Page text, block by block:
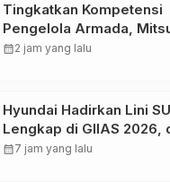
Tingkatkan Kompetensi
Pengelola Armada,
Fuso Gelar VIP Fleet
calendar_month2 jam yang lalu
Hyundai Hadirkan Lini
Lengkap di GIIAS 2026,
CRETA hingga IONIQ 9
calendar_month7 jam yang lalu